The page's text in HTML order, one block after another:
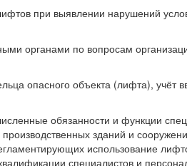
при выявлении нарушений
органами по вопросам
опасного объекта (лифта), учёт
обязанности и функции
зданий и
использование
специалистов и